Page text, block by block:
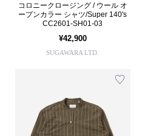
コロニークロージング / ウール オ
ープンカラー シャツ/Super 140's
CC2601-SH01-03
¥42,900
SUGAWARA LTD.